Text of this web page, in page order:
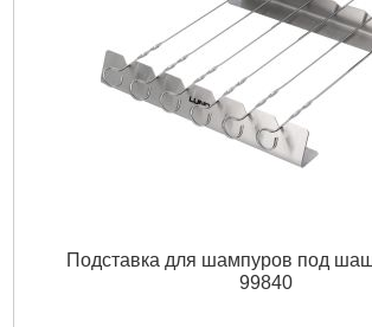
Подставка для шампуров под
99840